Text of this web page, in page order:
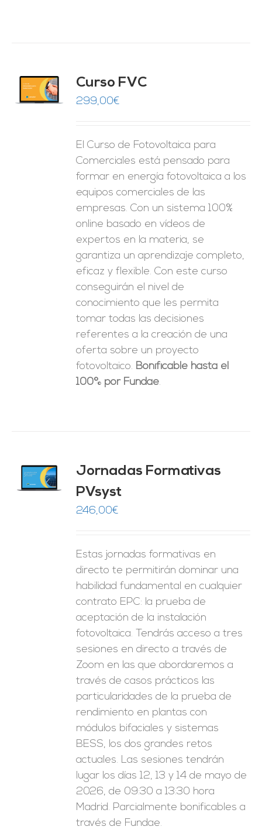
Curso FVC
299,00€
El Curso de Fotovoltaica para
Comerciales está pensado para
formar en energía fotovoltaica a los
equipos comerciales de las
empresas. Con un sistema 100%
online basado en vídeos de
expertos en la materia, se
garantiza un aprendizaje completo,
eficaz y flexible. Con este curso
conseguirán el nivel de
conocimiento que les permita
tomar todas las decisiones
referentes a la creación de una
oferta sobre un proyecto
fotovoltaico. Bonificable hasta el
100% por Fundae.
Jornadas Formativas
PVsyst
246,00€
Estas jornadas formativas en
directo te permitirán dominar una
habilidad fundamental en cualquier
contrato EPC: la prueba de
aceptación de la instalación
fotovoltaica. Tendrás acceso a tres
sesiones en directo a través de
Zoom en las que abordaremos a
través de casos prácticos las
particularidades de la prueba de
rendimiento en plantas con
módulos bifaciales y sistemas
BESS, los dos grandes retos
actuales. Las sesiones tendrán
lugar los días 12, 13 y 14 de mayo de
2026, de 09:30 a 13:30 hora
Madrid. Parcialmente bonificables a
través de Fundae.